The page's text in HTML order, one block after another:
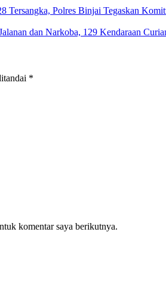
Polres Binjai Tegaskan
dan Narkoba, 129 Kendaraan
*
komentar saya berikutnya.